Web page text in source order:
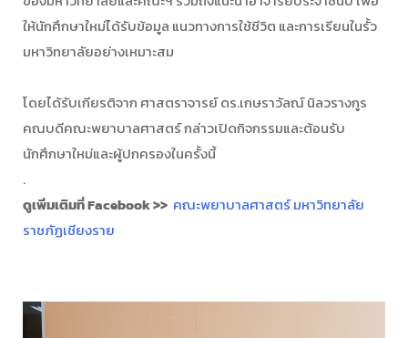
ให้นักศึกษาใหม่ได้รับข้อมูล แนวทางการใช้ชีวิต และการเรียนในรั้ว
มหาวิทยาลัยอย่างเหมาะสม
โดยได้รับเกียรติจาก ศาสตราจารย์ ดร.เกษราวัลณ์ นิลวรางกูร
คณบดีคณะพยาบาลศาสตร์ กล่าวเปิดกิจกรรมและต้อนรับ
นักศึกษาใหม่และผู้ปกครองในครั้งนี้
.
ดูเพิ่มเติมที่ Facebook >> คณะพยาบาลศาสตร์ มหาวิทยาลัย
ราชภัฏเชียงราย